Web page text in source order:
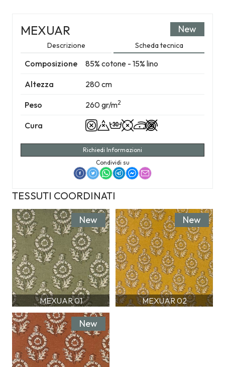
MEXUAR New
Descrizione Scheda tecnica
Composizione 85% cotone - 15% lino
Altezza 280 cm
Peso 260 gr/m2
Cura
Richiedi Informazioni
Condividi su
TESSUTI COORDINATI
MEXUAR 01
New
MEXUAR 02
New
New